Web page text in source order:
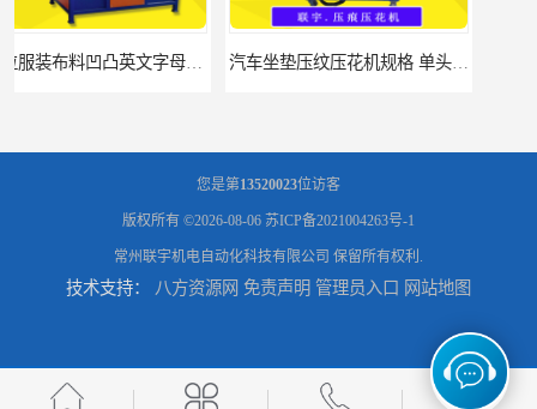
汽车坐垫压纹压花机规格 单头大台面凹凸压花机 现货供应
面料凹凸压纹机厂家 毛巾干发巾压标压logo设备 性能稳定 浙江布料凹凸4d压纹机厂家 服装针织布料凹凸压纹机 性能稳定
您是第13520023位访客
版权所有 ©2026-08-06 苏ICP备2021004263号-1
常州联宇机电自动化科技有限公司 保留所有权利.
技术支持： 八方资源网 免责声明 管理员入口 网站地图